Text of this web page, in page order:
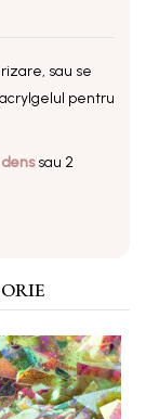
sau se
pentru
sau 2